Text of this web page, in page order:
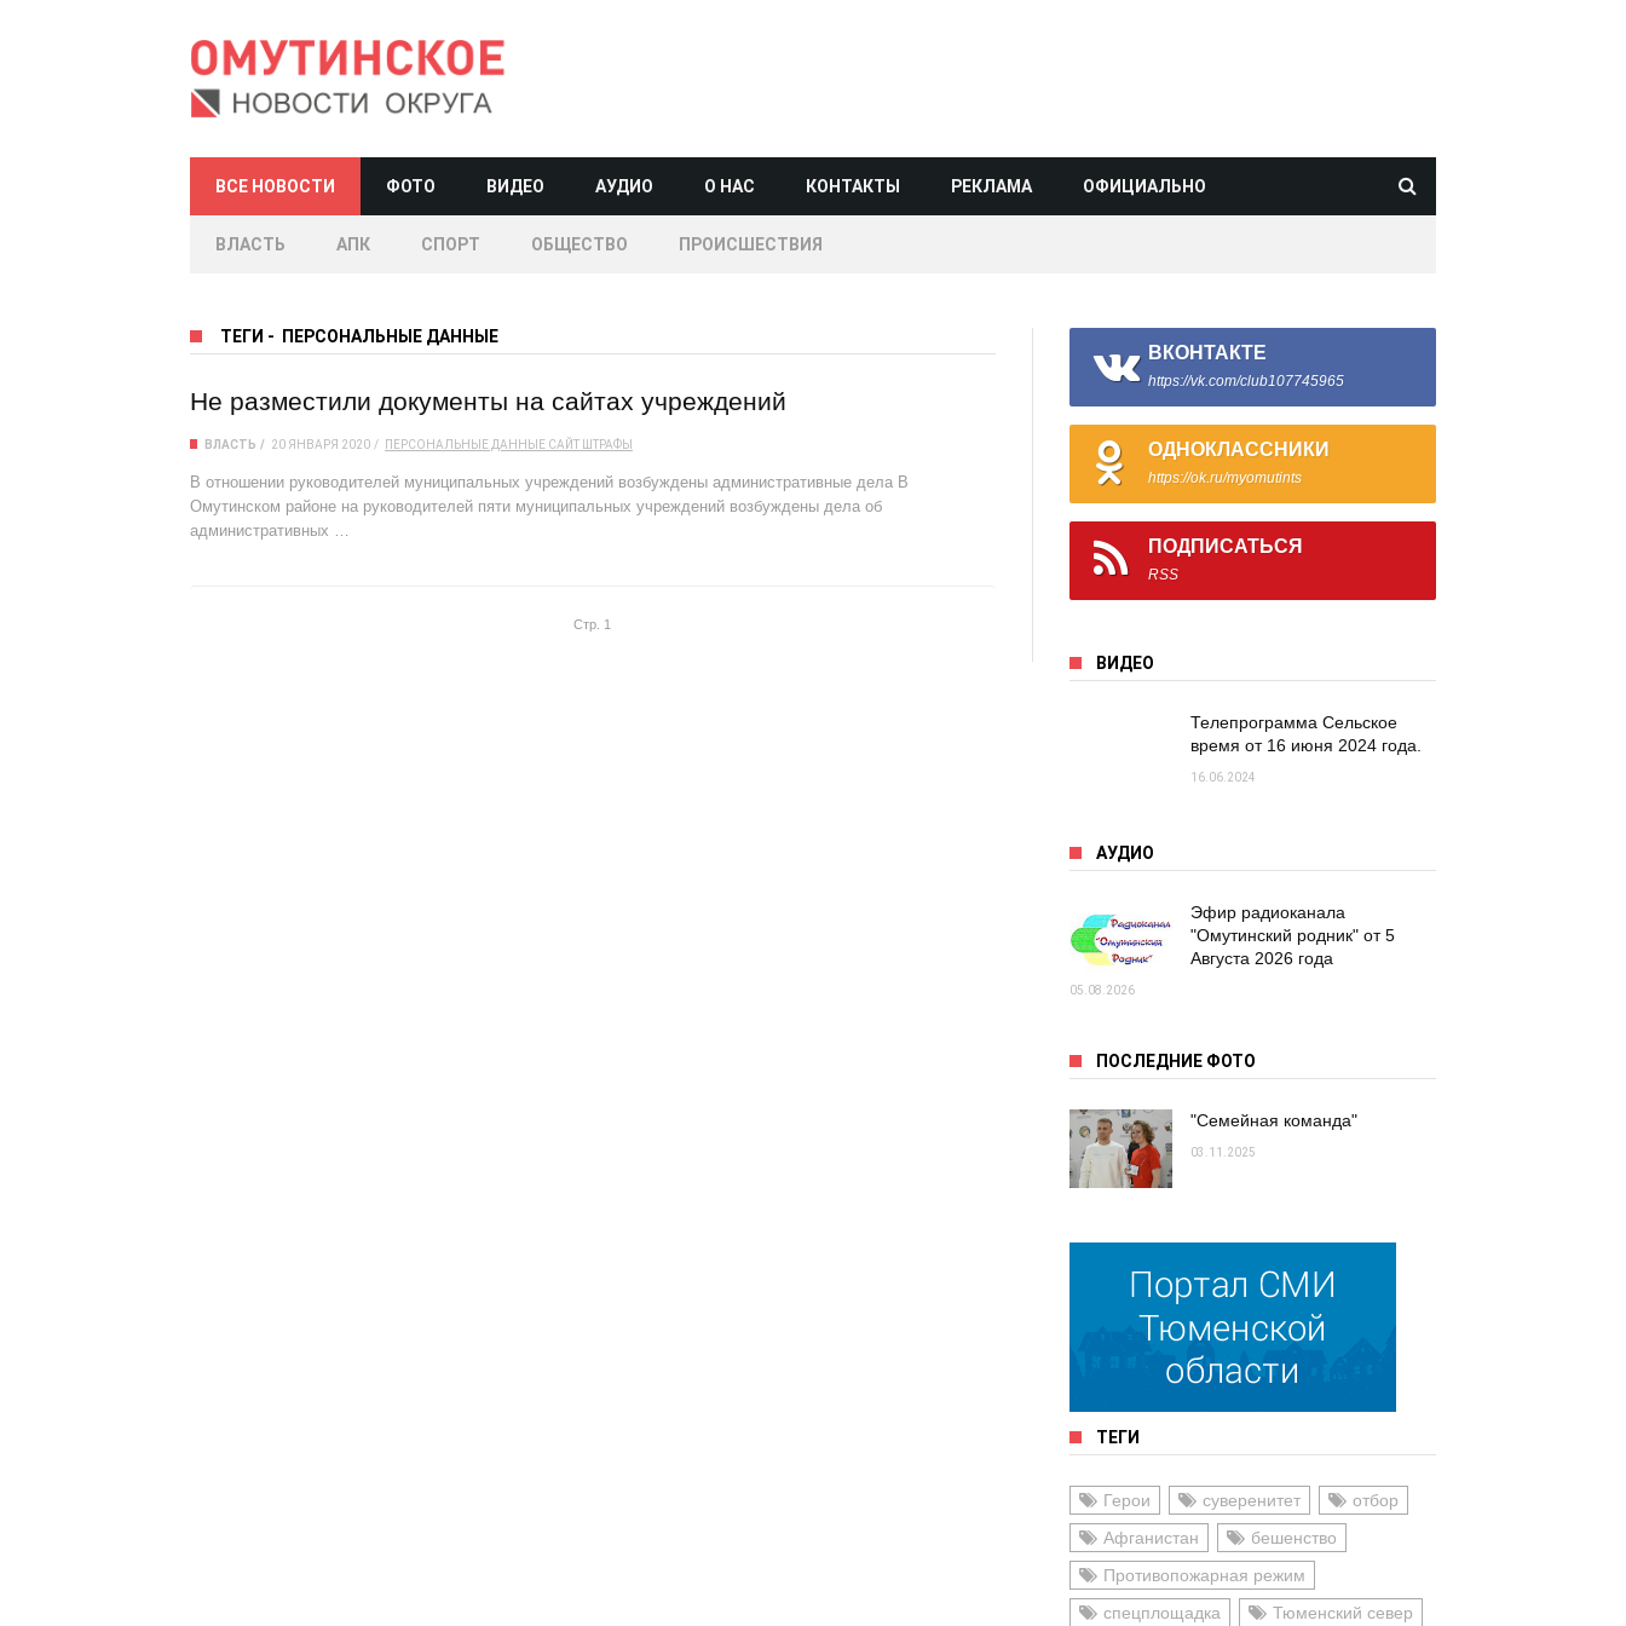
ВСЕ НОВОСТИ ФОТО ВИДЕО АУДИО О НАС КОНТАКТЫ РЕКЛАМА ОФИЦИАЛЬНО
ВЛАСТЬ АПК СПОРТ ОБЩЕСТВО ПРОИСШЕСТВИЯ
ТЕГИ - ПЕРСОНАЛЬНЫЕ ДАННЫЕ
Не разместили документы на сайтах учреждений
ВЛАСТЬ 20 ЯНВАРЯ 2020 ПЕРСОНАЛЬНЫЕ ДАННЫЕ САЙТ ШТРАФЫ
В отношении руководителей муниципальных учреждений возбуждены административные дела В
Омутинском районе на руководителей пяти муниципальных учреждений возбуждены дела об
административных …
Стр. 1
ВКОНТАКТЕ
https://vk.com/club107745965
ОДНОКЛАССНИКИ
https://ok.ru/myomutints
ПОДПИСАТЬСЯ
RSS
ВИДЕО
Телепрограмма Сельское
время от 16 июня 2024 года.
16.06.2024
АУДИО
Эфир радиоканала
"Омутинский родник" от 5
Августа 2026 года
05.08.2026
ПОСЛЕДНИЕ ФОТО
"Семейная команда"
03.11.2025
ТЕГИ
Герои суверенитет
отбор
Афганистан
бешенство
Противопожарная режим
спецплощадка
Тюменский север